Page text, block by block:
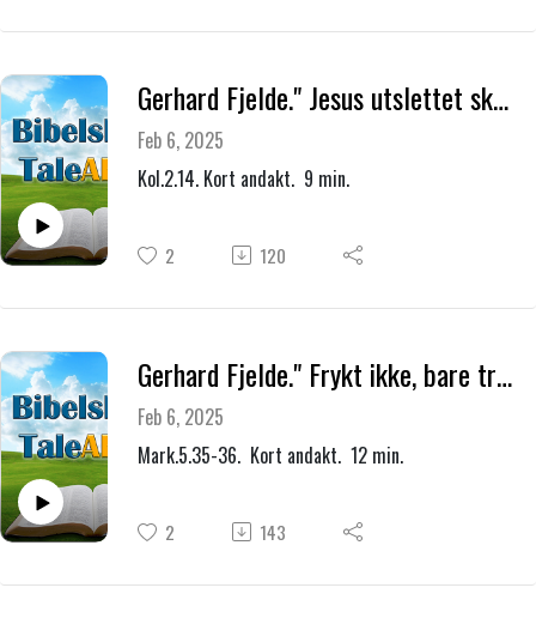
Gerhard Fjelde." Jesus utslettet skyldbrevet mot oss."
Feb 6, 2025
Kol.2.14. Kort andakt. 9 min.
2 120
Gerhard Fjelde." Frykt ikke, bare tro."
Feb 6, 2025
Mark.5.35-36. Kort andakt. 12 min.
2 143